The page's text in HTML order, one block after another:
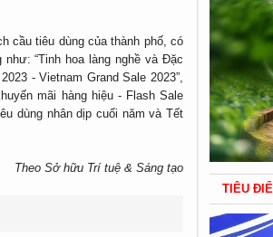
cầu tiêu dùng của thành phố, có
“Tinh hoa làng nghề và Đặc
- Vietnam Grand Sale 2023”,
mãi hàng hiệu - Flash Sale
dùng nhân dịp cuối năm và Tết
Theo Sở hữu Trí tuệ & Sáng tạo
TIÊU